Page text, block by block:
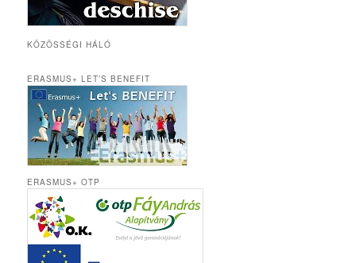
KÖZÖSSÉGI HÁLÓ
ERASMUS+ LET’S BENEFIT
ERASMUS+ OTP